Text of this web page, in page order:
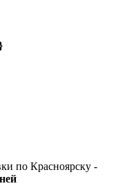
по Красноярску -